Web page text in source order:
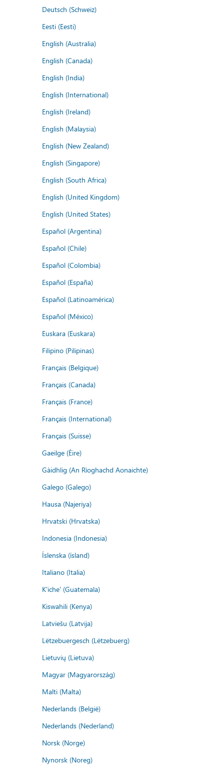
Deutsch (Schweiz)
Eesti (Eesti)
English (Australia)
English (Canada)
English (India)
English (International)
English (Ireland)
English (Malaysia)
English (New Zealand)
English (Singapore)
English (South Africa)
English (United Kingdom)
English (United States)
Español (Argentina)
Español (Chile)
Español (Colombia)
Español (España)
Español (Latinoamérica)
Español (México)
Euskara (Euskara)
Filipino (Pilipinas)
Français (Belgique)
Français (Canada)
Français (France)
Français (International)
Français (Suisse)
Gaeilge (Éire)
Gàidhlig (An Rìoghachd Aonaichte)
Galego (Galego)
Hausa (Najeriya)
Hrvatski (Hrvatska)
Indonesia (Indonesia)
Íslenska (ísland)
Italiano (Italia)
K'iche' (Guatemala)
Kiswahili (Kenya)
Latviešu (Latvija)
Lëtzebuergesch (Lëtzebuerg)
Lietuvių (Lietuva)
Magyar (Magyarország)
Malti (Malta)
Nederlands (België)
Nederlands (Nederland)
Norsk (Norge)
Nynorsk (Noreg)